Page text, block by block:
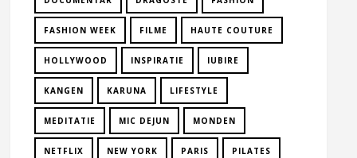
FASHION WEEK FILME HAUTE COUTURE
HOLLYWOOD INSPIRATIE IUBIRE
KANGEN KARUNA LIFESTYLE
MEDITATIE MIC DEJUN MONDEN
NETFLIX NEW YORK PARIS PILATES